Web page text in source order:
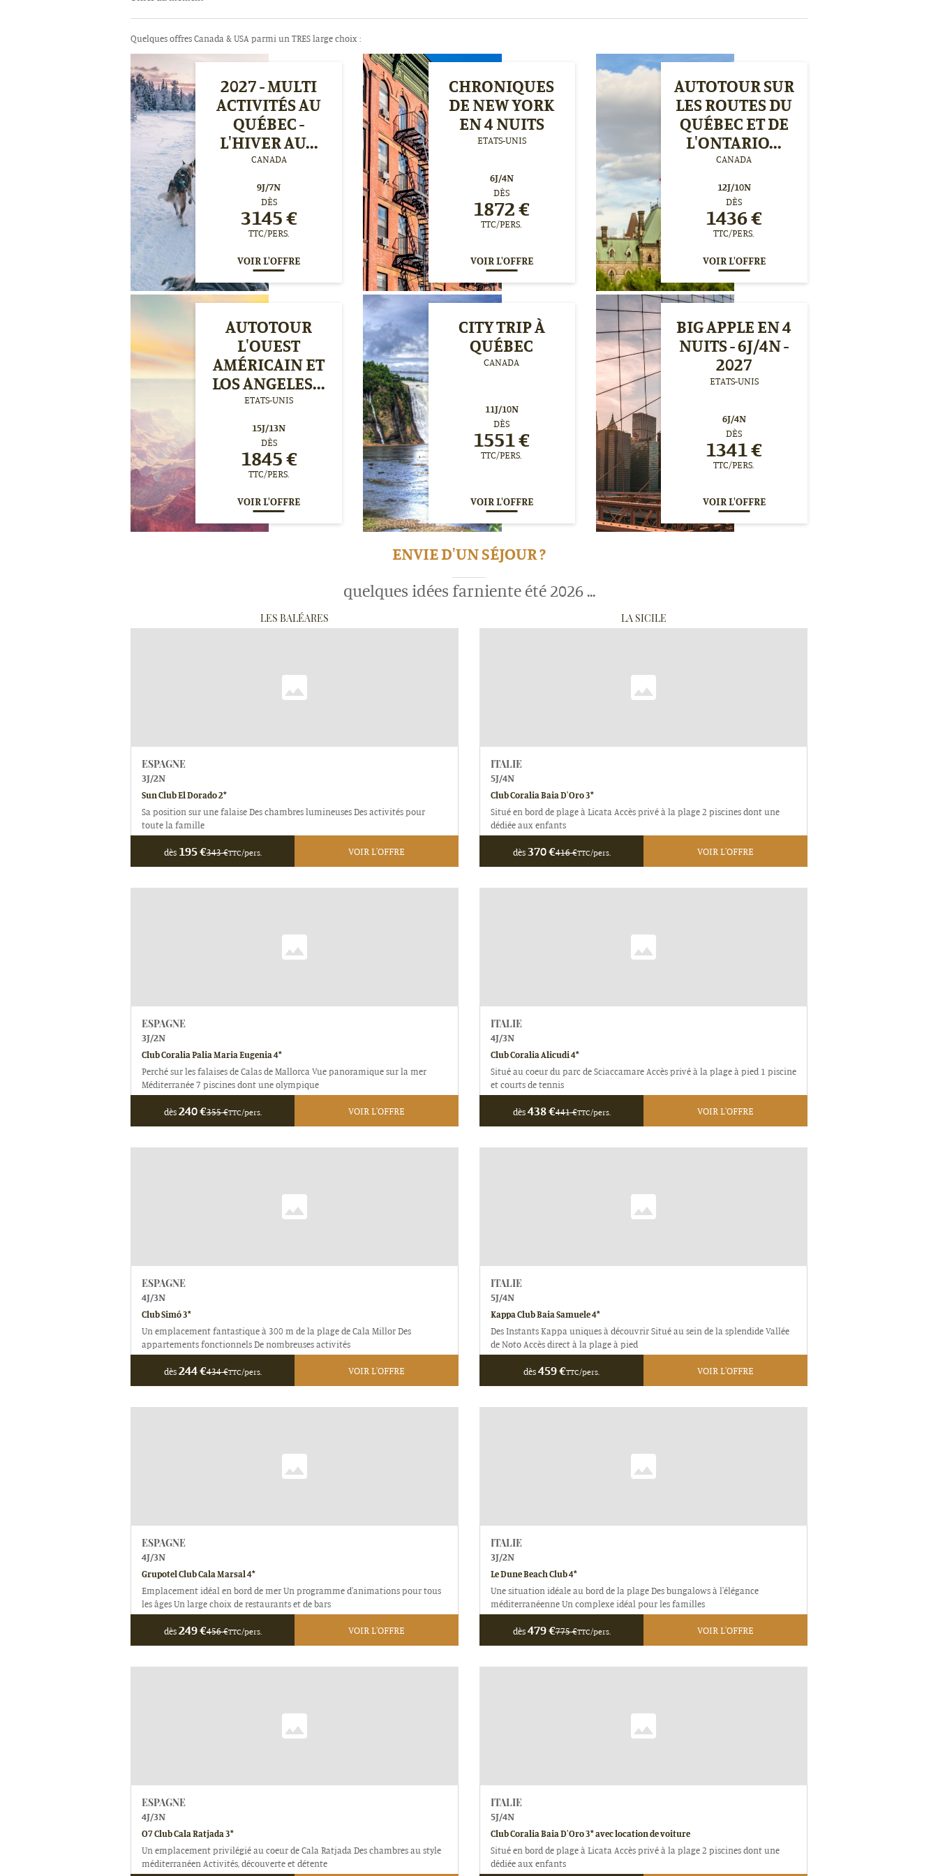
Quelques offres Canada & USA parmi un TRES large choix :
2027 - MULTI
ACTIVITÉS AU
QUÉBEC -
L'HIVER AU...
CANADA
9J/7N
DÈS
3145€
TTC/PERS.
VOIR L'OFFRE
CHRONIQUES
DE NEW YORK
EN 4 NUITS
ETATS-UNIS
6J/4N
DÈS
1872€
TTC/PERS.
VOIR L'OFFRE
AUTOTOUR SUR
LES ROUTES DU
QUÉBEC ET DE
L'ONTARIO...
CANADA
12J/10N
DÈS
1436€
TTC/PERS.
VOIR L'OFFRE
AUTOTOUR
L'OUEST
AMÉRICAIN ET
LOS ANGELES...
ETATS-UNIS
15J/13N
DÈS
1845€
TTC/PERS.
VOIR L'OFFRE
CITY TRIP À
QUÉBEC
CANADA
11J/10N
DÈS
1551€
TTC/PERS.
VOIR L'OFFRE
BIG APPLE EN 4
NUITS - 6J/4N -
2027
ETATS-UNIS
6J/4N
DÈS
1341€
TTC/PERS.
VOIR L'OFFRE
ENVIE D'UN SÉJOUR ?
quelques idées farniente été 2026 ...
LES BALÉARES
ESPAGNE
3J/2N
Sun Club El Dorado 2*
Sa position sur une falaise Des chambres lumineuses Des activités pour
toute la famille
dès 195€343€TTC/pers. VOIR L'OFFRE
ESPAGNE
3J/2N
Club Coralia Palia Maria Eugenia 4*
Perché sur les falaises de Calas de Mallorca Vue panoramique sur la mer
Méditerranée 7 piscines dont une olympique
dès240€355€TTC/pers. VOIR L'OFFRE
ESPAGNE
4J/3N
Club Simó 3*
Un emplacement fantastique à 300 m de la plage de Cala Millor Des
appartements fonctionnels De nombreuses activités
dès244€434€TTC/pers. VOIR L'OFFRE
ESPAGNE
4J/3N
Grupotel Club Cala Marsal 4*
Emplacement idéal en bord de mer Un programme d'animations pour tous
les âges Un large choix de restaurants et de bars
dès249€456€TTC/pers. VOIR L'OFFRE
ESPAGNE
4J/3N
O7 Club Cala Ratjada 3*
Un emplacement privilégié au coeur de Cala Ratjada Des chambres au style
méditerranéen Activités, découverte et détente
LA SICILE
ITALIE
5J/4N
Club Coralia Baia D'Oro 3*
Situé en bord de plage à Licata Accès privé à la plage 2 piscines dont une
dédiée aux enfants
dès370€416€TTC/pers. VOIR L'OFFRE
ITALIE
4J/3N
Club Coralia Alicudi 4*
Situé au coeur du parc de Sciaccamare Accès privé à la plage à pied 1 piscine
et courts de tennis
dès438€441€TTC/pers. VOIR L'OFFRE
ITALIE
5J/4N
Kappa Club Baia Samuele 4*
Des Instants Kappa uniques à découvrir Situé au sein de la splendide Vallée
de Noto Accès direct à la plage à pied
dès459€TTC/pers. VOIR L'OFFRE
ITALIE
3J/2N
Le Dune Beach Club 4*
Une situation idéale au bord de la plage Des bungalows à l'élégance
méditerranéenne Un complexe idéal pour les familles
dès479€775€TTC/pers. VOIR L'OFFRE
ITALIE
5J/4N
Club Coralia Baia D'Oro 3* avec location de voiture
Situé en bord de plage à Licata Accès privé à la plage 2 piscines dont une
dédiée aux enfants